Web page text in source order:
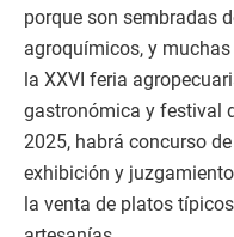
porque son sembradas
agroquímicos, y
la XXVI feria
gastronómica y festival
2025, habrá concurso
exhibición y
la venta de platos